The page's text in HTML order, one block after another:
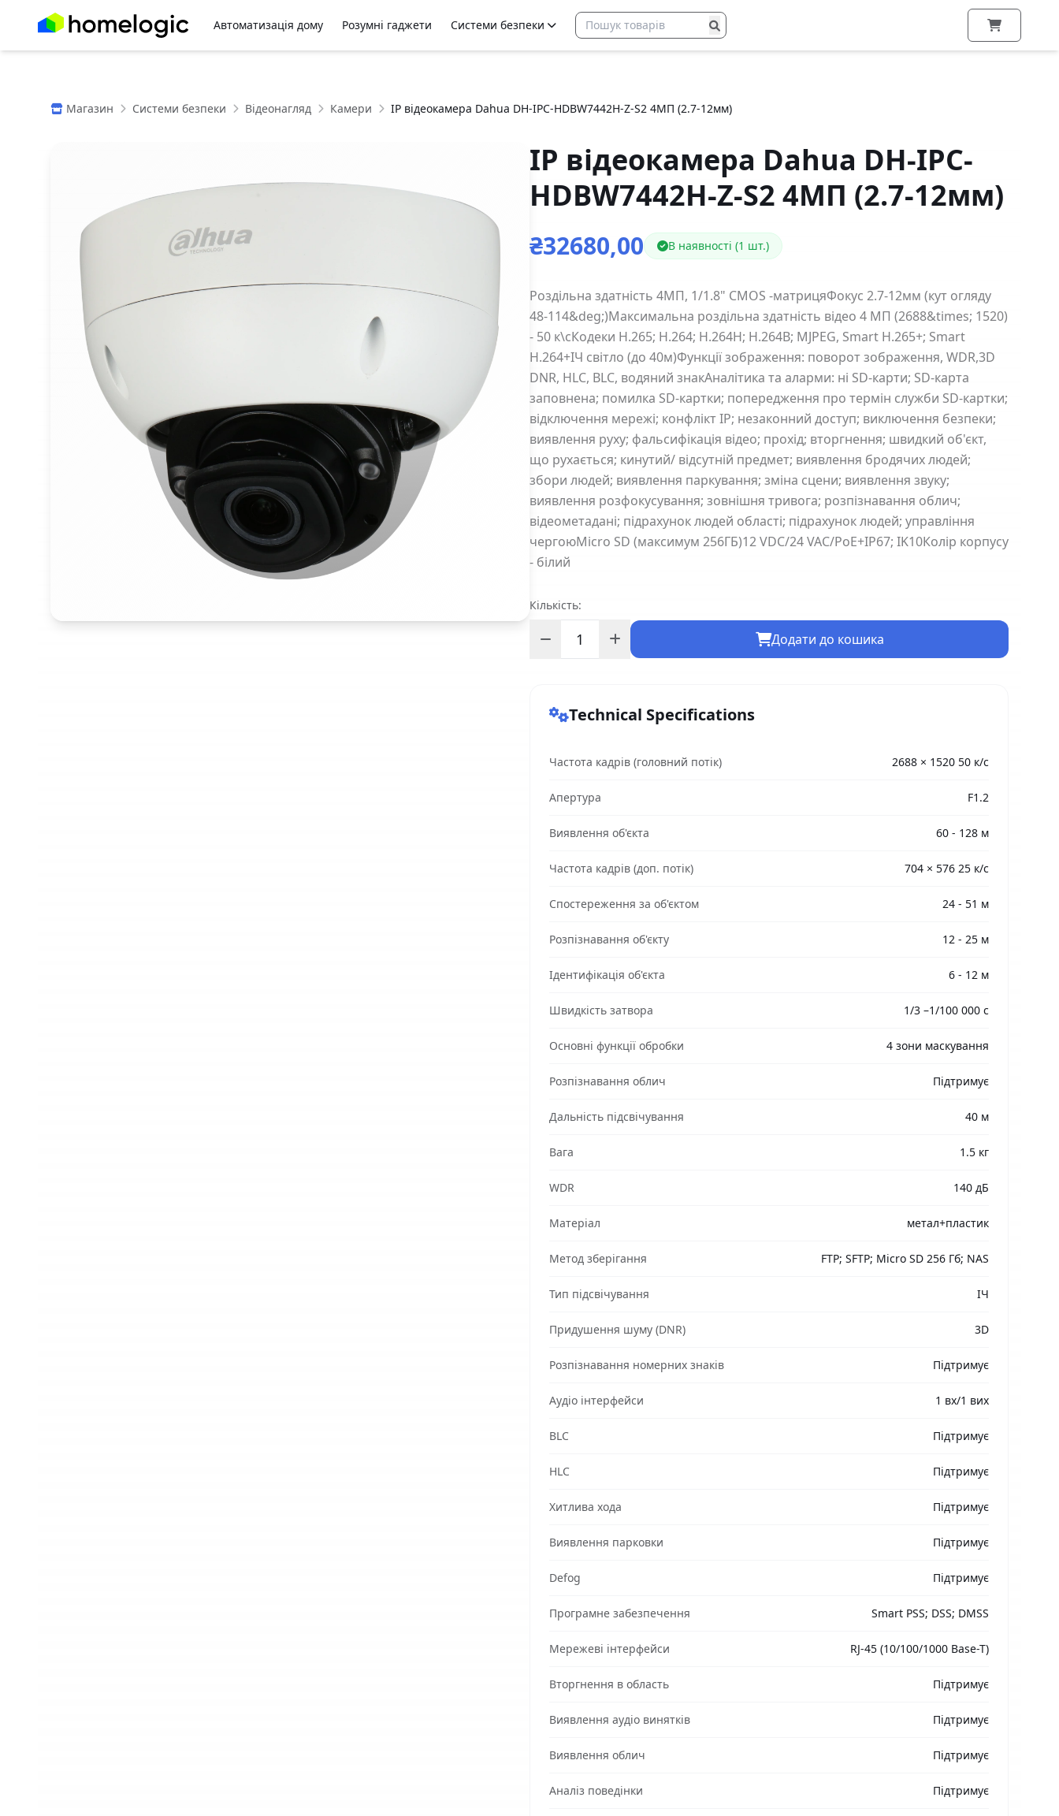
Автоматизація дому Розумні гаджети Системи безпеки
Магазин Системи безпеки Відеонагляд Камери IP відеокамера Dahua DH-IPC-HDBW7442H-Z-S2 4МП (2.7-12мм)
IP відеокамера Dahua DH-IPC-
HDBW7442H-Z-S2 4МП (2.7-12мм)
₴32680,00 В наявності (1 шт.)
Роздільна здатність 4МП, 1/1.8" CMOS -матрицяФокус 2.7-12мм (кут огляду
48-114&deg;)Максимальна роздільна здатність відео 4 МП (2688&times; 1520)
- 50 к\сКодеки H.265; H.264; H.264H; H.264B; MJPEG, Smart H.265+; Smart
H.264+ІЧ світло (до 40м)Функції зображення: поворот зображення, WDR,3D
DNR, HLC, BLC, водяний знакАналітика та аларми: ні SD-карти; SD-карта
заповнена; помилка SD-картки; попередження про термін служби SD-картки;
відключення мережі; конфлікт IP; незаконний доступ; виключення безпеки;
виявлення руху; фальсифікація відео; прохід; вторгнення; швидкий об'єкт,
що рухається; кинутий/ відсутній предмет; виявлення бродячих людей;
збори людей; виявлення паркування; зміна сцени; виявлення звуку;
виявлення розфокусування; зовнішня тривога; розпізнавання облич;
відеометадані; підрахунок людей області; підрахунок людей; управління
чергоюMicro SD (максимум 256ГБ)12 VDC/24 VAC/PoE+IP67; IK10Колір корпусу
- білий
Кількість:
Додати до кошика
Technical Specifications
Частота кадрів (головний потік) 2688 × 1520 50 к/с
Апертура F1.2
Виявлення об'єкта 60 - 128 м
Частота кадрів (доп. потік) 704 × 576 25 к/с
Спостереження за об'єктом 24 - 51 м
Розпізнавання об'єкту 12 - 25 м
Ідентифікація об'єкта 6 - 12 м
Швидкість затвора 1/3 –1/100 000 с
Основні функції обробки 4 зони маскування
Розпізнавання облич Підтримує
Дальність підсвічування 40 м
Вага 1.5 кг
WDR 140 дБ
Матеріал метал+пластик
Метод зберігання FTP; SFTP; Micro SD 256 Гб; NAS
Тип підсвічування ІЧ
Придушення шуму (DNR) 3D
Розпізнавання номерних знаків Підтримує
Аудіо інтерфейси 1 вх/1 вих
BLC Підтримує
HLC Підтримує
Хитлива хода Підтримує
Виявлення парковки Підтримує
Defog Підтримує
Програмне забезпечення Smart PSS; DSS; DMSS
Мережеві інтерфейси RJ-45 (10/100/1000 Base-T)
Вторгнення в область Підтримує
Виявлення аудіо винятків Підтримує
Виявлення облич Підтримує
Аналіз поведінки Підтримує